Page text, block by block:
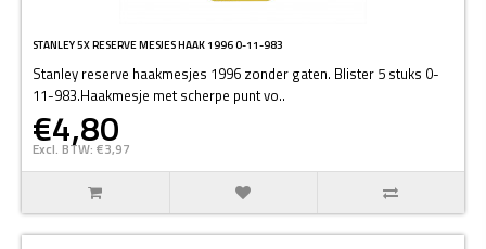
STANLEY 5X RESERVE MESJES HAAK 1996 0-11-983
Stanley reserve haakmesjes 1996 zonder gaten. Blister 5 stuks 0-
11-983.Haakmesje met scherpe punt vo..
€4,80
Excl. BTW: €3,97